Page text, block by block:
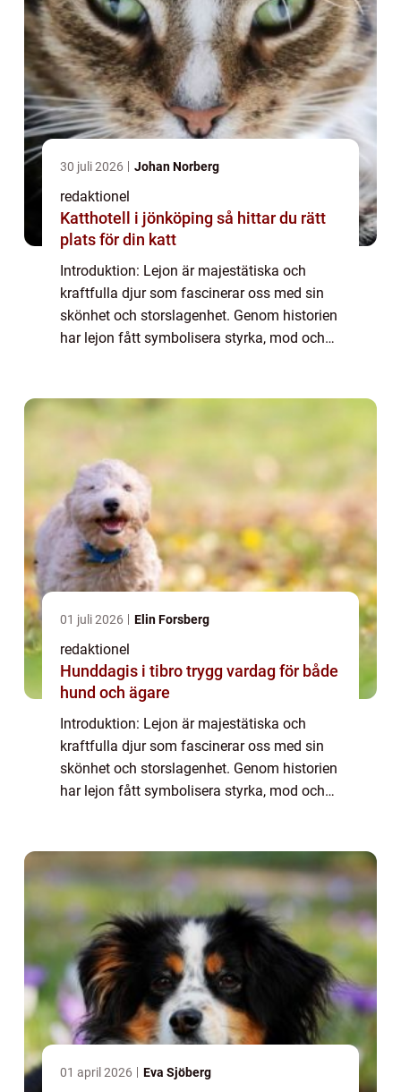
30 juli 2026 Johan Norberg
redaktionel
Katthotell i jönköping så hittar du rätt
plats för din katt
Introduktion: Lejon är majestätiska och
kraftfulla djur som fascinerar oss med sin
skönhet och storslagenhet. Genom historien
har lejon fått symbolisera styrka, mod och
01 juli 2026 Elin Forsberg
redaktionel
Hunddagis i tibro trygg vardag för både
hund och ägare
Introduktion: Lejon är majestätiska och
kraftfulla djur som fascinerar oss med sin
skönhet och storslagenhet. Genom historien
har lejon fått symbolisera styrka, mod och
01 april 2026 Eva Sjöberg